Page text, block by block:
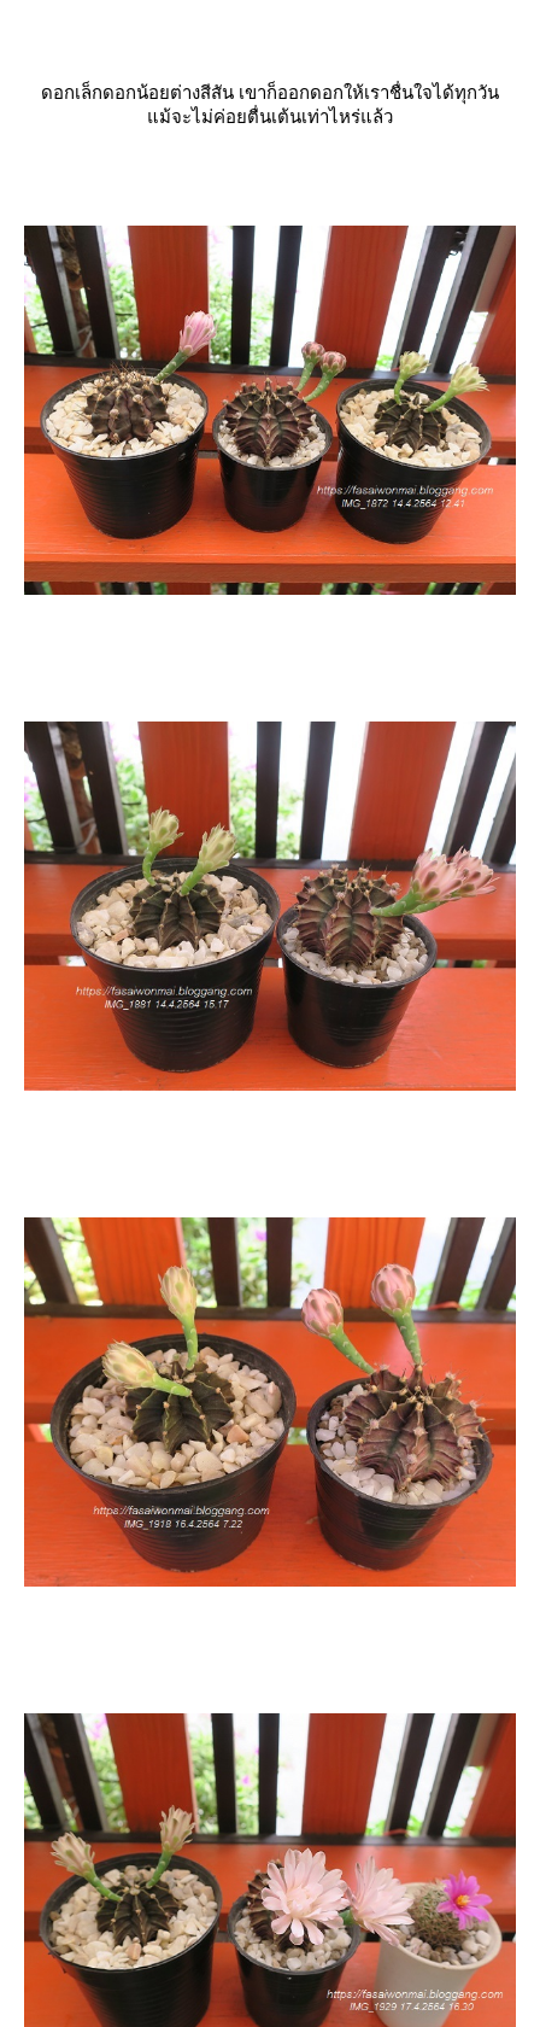
ดอกเล็กดอกน้อยต่างสีสัน เขาก็ออกดอกให้เราชื่นใจได้ทุกวัน
ม้จะไม่ค่อยตื่นเต้นเท่าไหร่แล้ว